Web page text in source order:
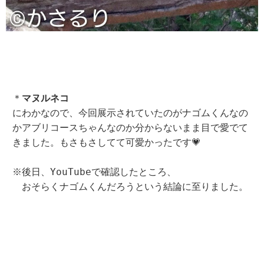
＊ マヌルネコ
にわかなので、今回展示されていたのがナゴムくんなの
かアブリコースちゃんなのか分からないまま目で愛でて
きました。もさもさしてて可愛かったです💗
※後日、YouTubeで確認したところ、
おそらくナゴムくんだろうという結論に至りました。